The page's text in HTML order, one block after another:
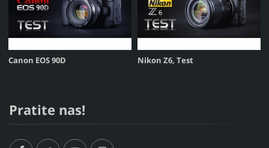
Canon EOS 90D Nikon Z6, Test
Pratite nas!